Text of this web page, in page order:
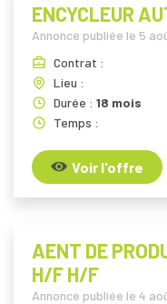
ENCYCLEUR
Annonce publiée le 5
Contrat :
Lieu :
Durée : 18 mois
Temps :
Voir l'offre
AENT DE
H/F H/F
Annonce publiée le 4